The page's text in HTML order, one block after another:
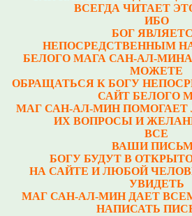
ВСЕГДА ЧИТАЕТ
ИБО
БОГ
НЕПОСРЕДСТВЕННЫМ
БЕЛОГО МАГА САН-АЛ-
МОЖЕТЕ
ОБРАЩАТЬСЯ К БОГУ
САЙТ БЕЛОГО
МАГ САН-АЛ-МИН
ИХ ВОПРОСЫ И
ВСЕ
ВАШИ
БОГУ БУДУТ В
НА САЙТЕ И ЛЮБОЙ
УВИДЕТЬ
МАГ САН-АЛ-МИН ДАЕТ
НАПИСАТЬ